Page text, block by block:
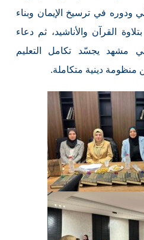
ودوره في ترسيخ الإيمان وبناء
القرآن والأناشيد، ثم دعاء
في مشهد يجسّد تكامل التعليم
منظومة دينية متكاملة.